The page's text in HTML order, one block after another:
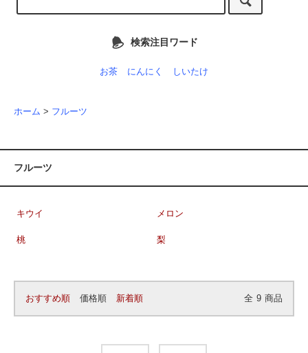
検索注目ワード
お茶 にんにく しいたけ
ホーム > フルーツ
フルーツ
キウイ メロン
桃 梨
おすすめ順 価格順 新着順 全 9 商品